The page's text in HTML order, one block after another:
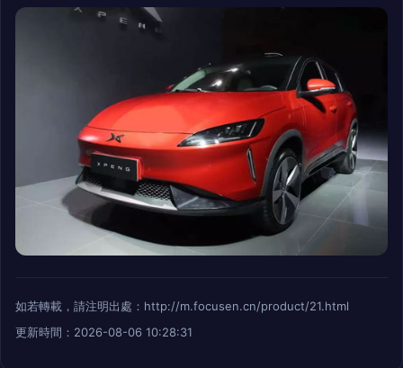
如若轉載，請注明出處：http://m.focusen.cn/product/21.html
更新時間：2026-08-06 10:28:31